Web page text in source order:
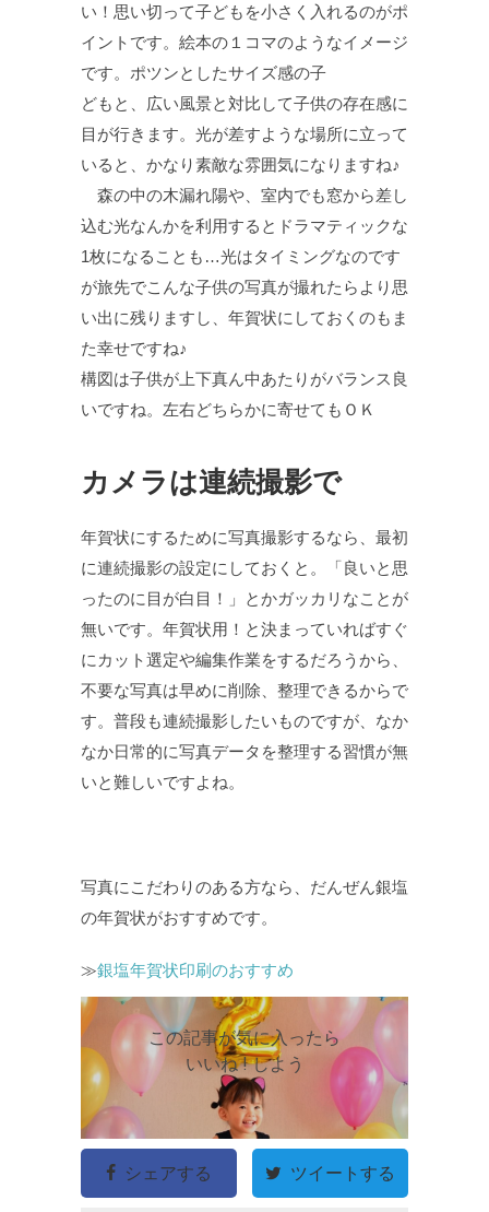
い！思い切って子どもを小さく入れるのがポ
イントです。絵本の１コマのようなイメージ
です。ポツンとしたサイズ感の子
どもと、広い風景と対比して子供の存在感に
目が行きます。光が差すような場所に立って
いると、かなり素敵な雰囲気になりますね♪
森の中の木漏れ陽や、室内でも窓から差し
込む光なんかを利用するとドラマティックな
1枚になることも…光はタイミングなのです
が旅先でこんな子供の写真が撮れたらより思
い出に残りますし、年賀状にしておくのもま
た幸せですね♪
構図は子供が上下真ん中あたりがバランス良
いですね。左右どちらかに寄せてもＯＫ
カメラは連続撮影で
年賀状にするために写真撮影するなら、最初
に連続撮影の設定にしておくと。「良いと思
ったのに目が白目！」とかガッカリなことが
無いです。年賀状用！と決まっていればすぐ
にカット選定や編集作業をするだろうから、
不要な写真は早めに削除、整理できるからで
す。普段も連続撮影したいものですが、なか
なか日常的に写真データを整理する習慣が無
いと難しいですよね。
写真にこだわりのある方なら、だんぜん銀塩
の年賀状がおすすめです。
≫銀塩年賀状印刷のおすすめ
この記事が気に入ったら
いいね ! しよう
シェアする ツイートする